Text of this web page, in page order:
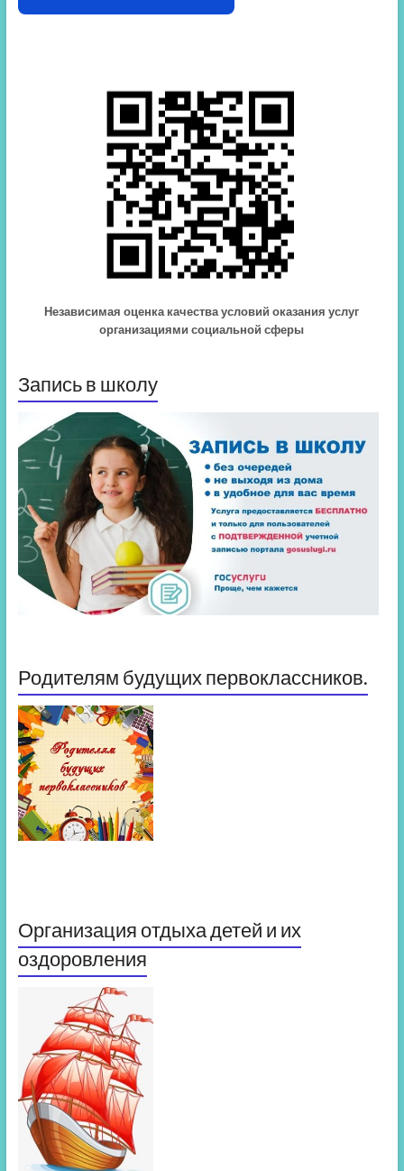
Независимая оценка качества условий оказания услуг
организациями социальной сферы
Запись в школу
Родителям будущих первоклассников.
Организация отдыха детей и их
оздоровления